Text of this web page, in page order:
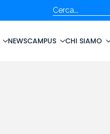
Cerca
NEWSCAMPUS CHI SIAMO